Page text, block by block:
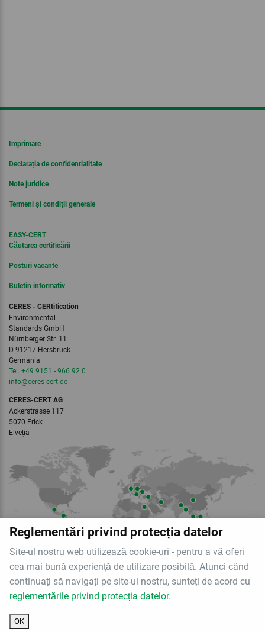
Reglementări privind protecția datelor
Site-ul nostru web utilizează cookie-uri - pentru a vă oferi
cea mai bună experiență de utilizare posibilă. Atunci când
continuați să navigați pe site-ul nostru, sunteți de acord cu
reglementările privind protecția datelor.
OK
Imprimare
Declarația de confidențialitate
Note juridice
Termeni și condiții generale
EASY-CERT
Căutarea certificării
Posturi vacante
Buletin informativ
CERES - CERtification
Environmental
Standards GmbH
Nürnberger Str. 11
D-91217 Hersbruck
Germania
Tel. +49 9151 - 966 92 0
info@ceres-cert.de
CERES-CERT AG
Ackerstrasse 117
5070 Frick
Elveția
Membru al